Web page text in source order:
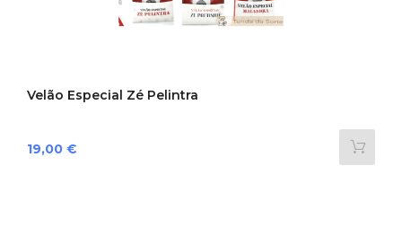
Velão Especial Zé Pelintra
Preço
19,00 €